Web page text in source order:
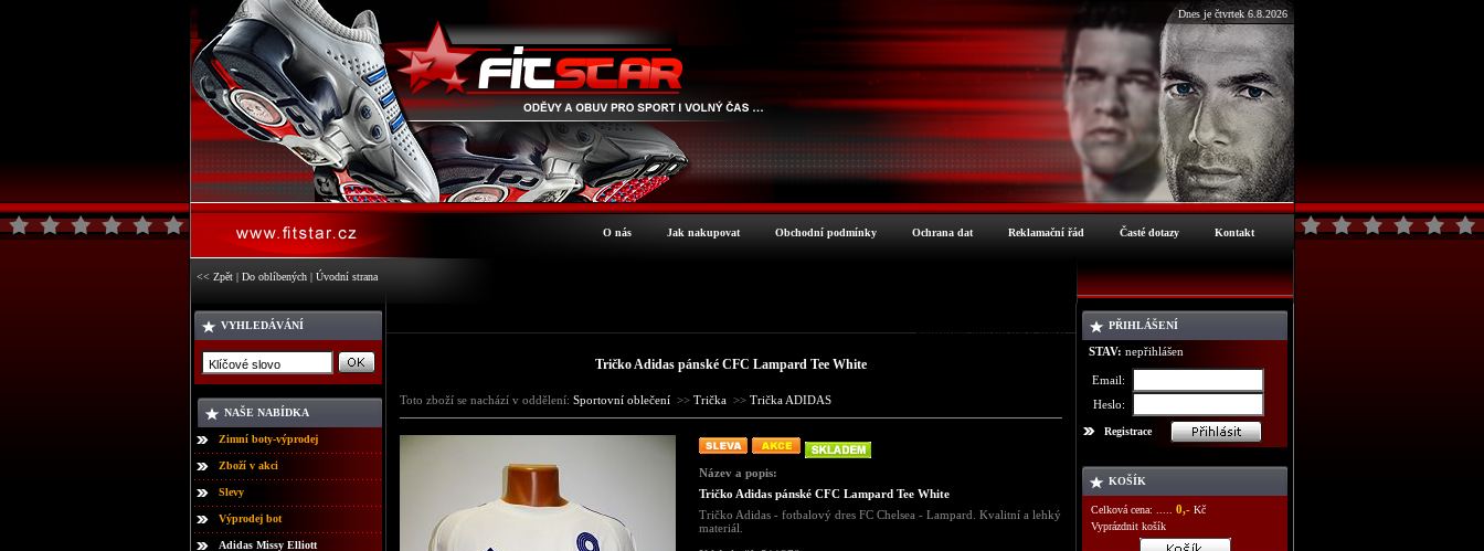
Dnes je čtvrtek 6.8.2026
O nás Jak nakupovat Obchodní podmínky Ochrana dat Reklamační řád Časté dotazy Kontakt
<< Zpět | Do oblíbených | Úvodní strana
VYHLEDÁVÁNÍ
NAŠE NABÍDKA
Zimní boty-výprodej
Zboží v akci
Slevy
Výprodej bot
Adidas Missy Elliott
Podrobné informace o zboží
Tričko Adidas pánské CFC Lampard Tee White
Toto zboží se nachází v oddělení: Sportovní oblečení >> Trička >> Trička ADIDAS
Název a popis:
Tričko Adidas pánské CFC Lampard Tee White
Tričko Adidas - fotbalový dres FC Chelsea - Lampard. Kvalitní a lehký
materiál.
PŘIHLÁŠENÍ
STAV: nepřihlášen
Email:
Heslo:
Registrace
KOŠÍK
Celková cena: ..... 0,- Kč
Vyprázdnit košík